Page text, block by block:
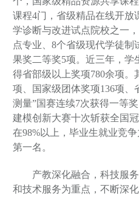
课程4门，省级精品在线开放
学诊断与改进试点院校之一
点专业、8个省级现代学徒
果奖二等奖5项。近三年，学
得省部级以上奖项780余项
项、国家级团体奖项136项、
测量”国赛连续7次获得一等
建模创新大赛十次斩获全国
在98%以上，毕业生就业竞
第一名。
产教深化融合，科技服
和技术服务为重点，不断深